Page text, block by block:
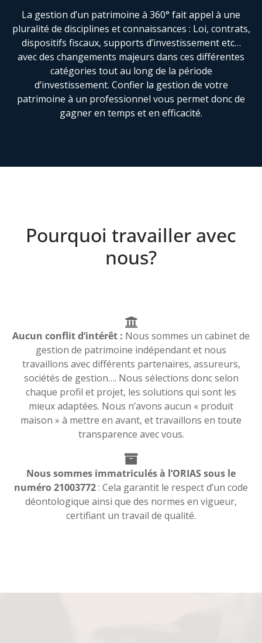
La gestion d’un patrimoine à 360° fait appel à une
pluralité de disciplines et connaissances : Loi, contrats,
dispositifs fiscaux, supports d’investissement etc…
avec des changements majeurs dans ces différentes
catégories tout au long de la période
d’investissement. Confier la gestion de votre
patrimoine à un professionnel vous permet donc de
gagner en temps et en efficacité.
Pourquoi travailler avec
nous?
Aucun conflit d’intérêt : Nous sommes un cabinet de
gestion de patrimoine indépendant et nous
travaillons avec différents partenaires, assureurs,
sociétés de gestion…. Nous sélections donc selon
chaque profil et projet, les solutions qui sont les
mieux adaptées. Nous n’avons aucun « produit
maison » à mettre en avant, et travaillons en toute
transparence avec vous.
Nous sommes immatriculés à l’ORIAS sous le
numéro 21003772: Cela garantit le respect d’un code
déontologique ainsi que des normes en vigueur,
certifiant un travail de qualité.